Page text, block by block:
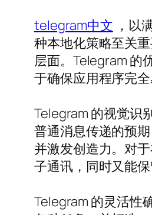
telegram中文 ，以
种本地化策略至关
层面。Telegram 的
于确保应用程序完
Telegram 的视觉识
普通消息传递的预
并激发创造力。对
子通讯，同时又能
Telegram 的灵活性